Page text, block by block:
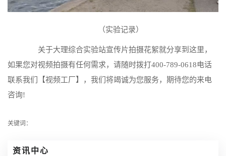
（实验记录）
关于大理综合实验站宣传片拍摄花絮就分享到这里，
如果您对视频拍摄有任何需求，请随时拨打400-789-0618电话
联系我们【视频工厂】，我们将竭诚为您服务，期待您的来电
咨询!
关键词：
资讯中心